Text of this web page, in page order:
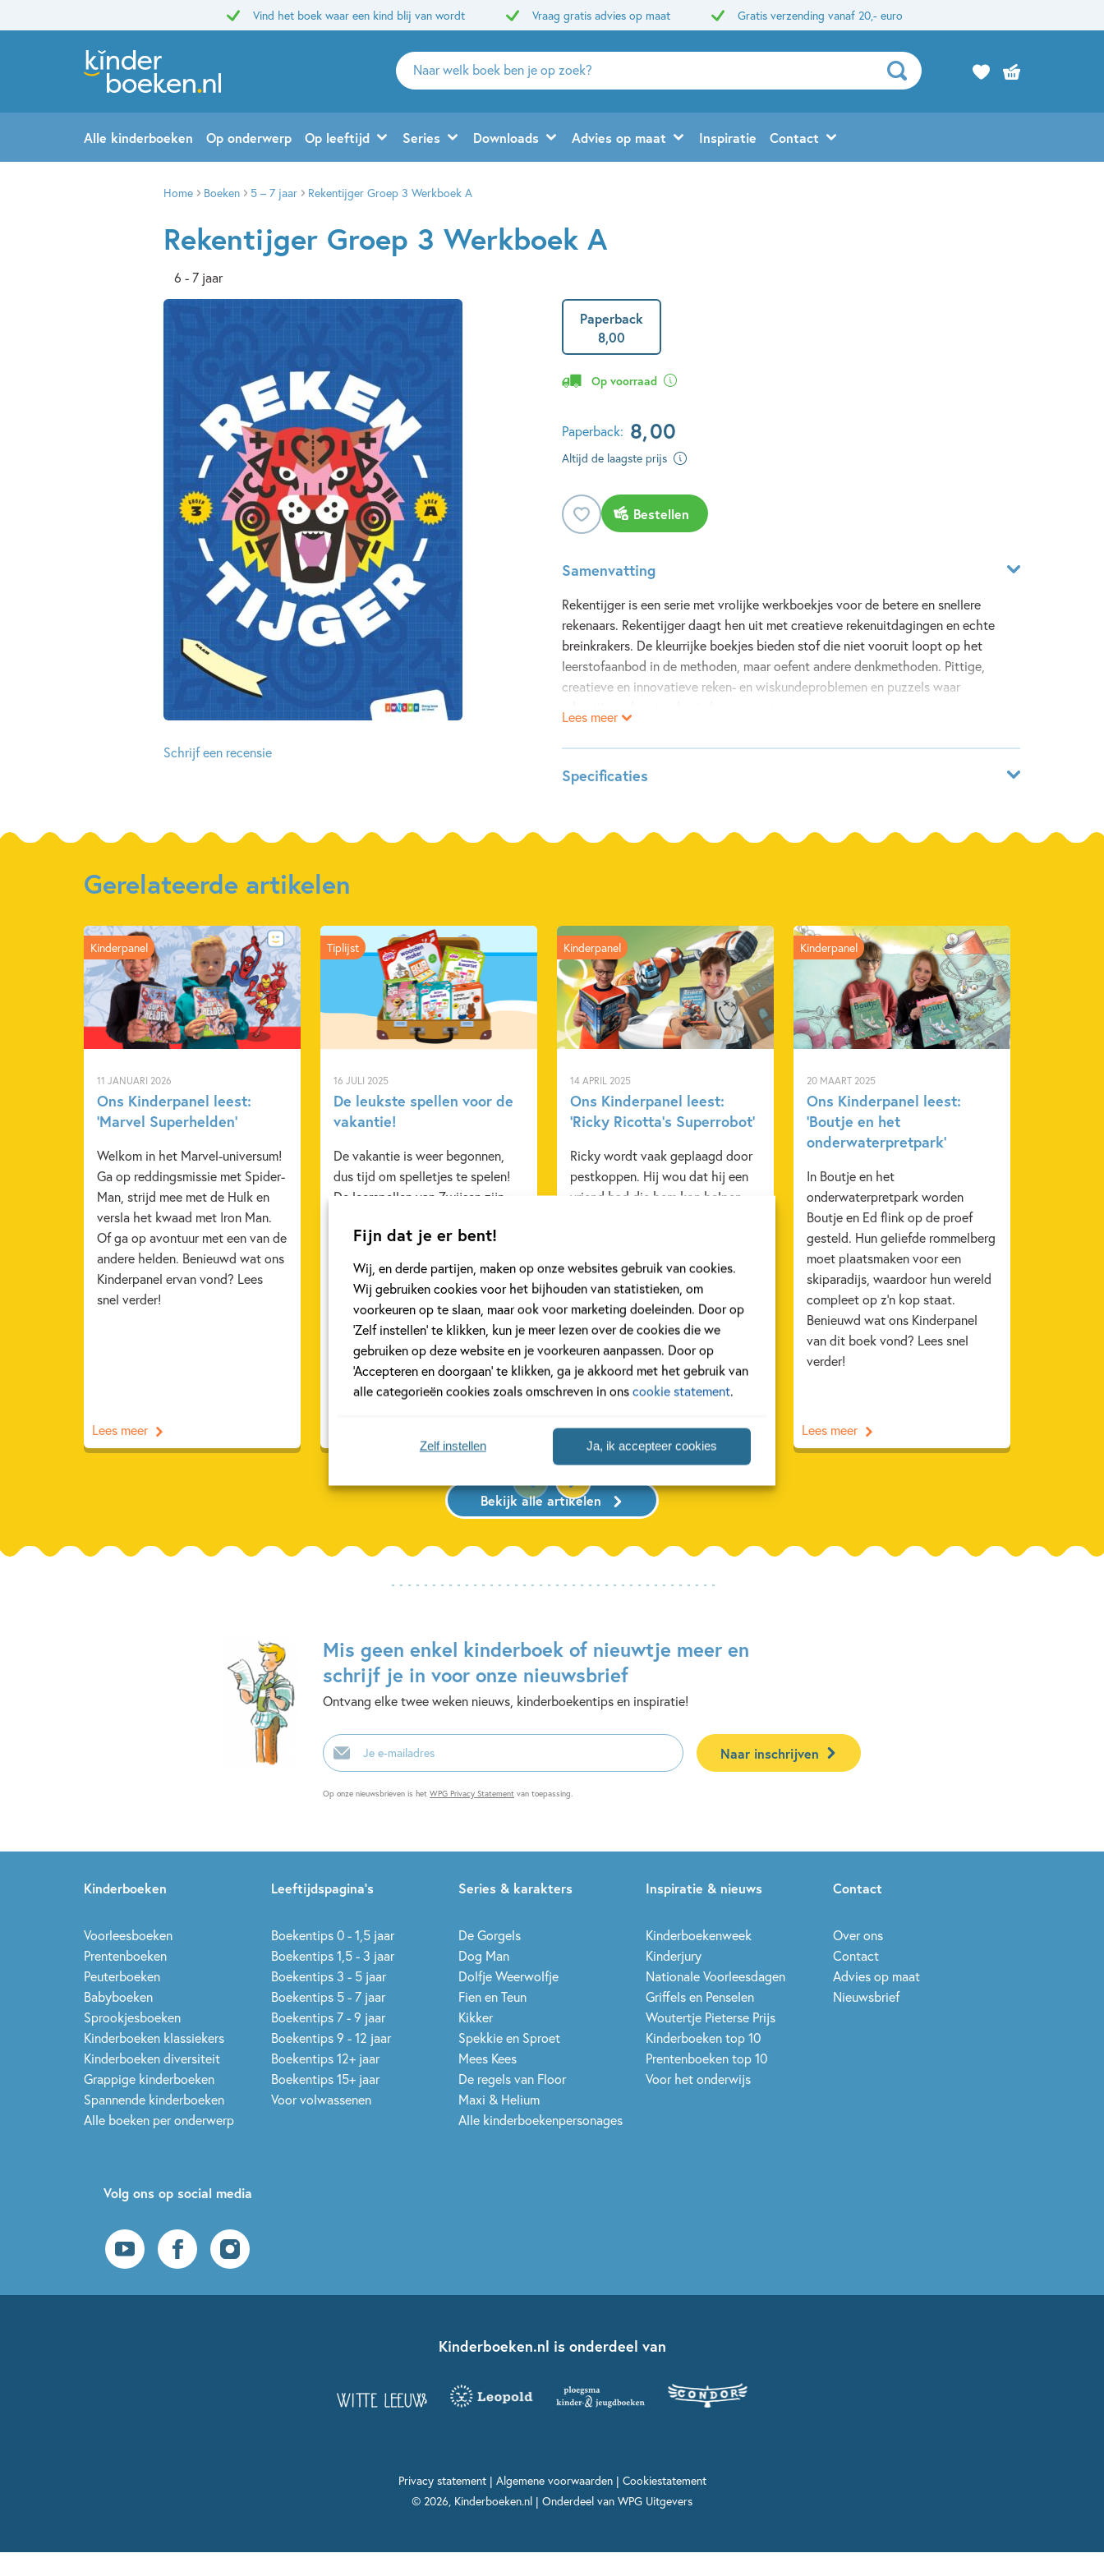
Fijn dat je er bent!
Wij, en derde partijen, maken op onze websites gebruik van cookies.
Wij gebruiken cookies voor het bijhouden van statistieken, om
voorkeuren op te slaan, maar ook voor marketing doeleinden. Door op
‘Zelf instellen’ te klikken, kun je meer lezen over de cookies die we
gebruiken op deze website en je voorkeuren aanpassen. Door op
‘Accepteren en doorgaan’ te klikken, ga je akkoord met het gebruik van
alle categorieën cookies zoals omschreven in onscookie statement.
Ja, ik accepteer cookies
Zelf instellen
Vind het boek waar een kind blij van wordt Vraag gratis advies op maat Gratis verzending vanaf 20,- euro
Zoeken
naar
en
uitgevers
Alle kinderboeken Op onderwerp Op leeftijd Series Downloads Advies op maat Inspiratie Contact
Home Boeken 5 – 7 jaar Rekentijger Groep 3 Werkboek A
Rekentijger Groep 3 Werkboek A
6 - 7 jaar
Schrijf een recensie
Paperback
8,00
Op voorraad
Paperback: 8,00
Altijd de laagste prijs
Bestellen
Samenvatting
Rekentijger is een serie met vrolijke werkboekjes voor de betere en snellere
rekenaars. Rekentijger daagt hen uit met creatieve rekenuitdagingen en echte
breinkrakers. De kleurrijke boekjes bieden stof die niet vooruit loopt op het
leerstofaanbod in de methoden, maar oefent andere denkmethoden. Pittige,
creatieve en innovatieve reken- en wiskundeproblemen en puzzels waar
Dit boek is bedoeld voor kinderen in groep 3.
Lees meer
Specificaties
ISBN:
9789048748976
Prijs:
8 ,00
Uitgever:
Uitgeverij Zwijsen
Verschijningsdatum:
15-11-2022
Kenmerken van dit boek
5 – 7 jaar
Gerelateerde artikelen
11 JANUARI 2026
Ons Kinderpanel leest:
‘Marvel Superhelden’
Welkom in het Marvel-universum!
Ga op reddingsmissie met Spider-
Man, strijd mee met de Hulk en
versla het kwaad met Iron Man.
Of ga op avontuur met een van de
andere helden. Benieuwd wat ons
Kinderpanel ervan vond? Lees
snel verder!
Kinderpanel
Lees meer
16 JULI 2025
De leukste spellen voor de
vakantie!
De vakantie is weer begonnen,
dus tijd om spelletjes te spelen!
De leerspellen van Zwijsen zijn
leerzaam. Of je nu in de auto zit
de camping ontspant of thuis aan
het genieten bent van je vakantie,
deze spellen zorgen voor
urenlang vermaak.
Tiplijst
14 APRIL 2025
Ons Kinderpanel leest:
‘Ricky Ricotta’s Superrobot’
Ricky wordt vaak geplaagd door
pestkoppen. Hij wou dat hij een
vriend had die hem kon helpen.
het is geen gewone. Het is een
SUPER-vriend! 'Ricky Ricotta's
Superrobot' is een nieuwe serie
van Dav Pilkey, bekend van de
Dog man-boeken. Benieuwd wat
ons Kinderpanel ervan vond? Lees
snel verder!
Kinderpanel
Lees meer
20 MAART 2025
Ons Kinderpanel leest:
‘Boutje en het
onderwaterpretpark’
In Boutje en het
onderwaterpretpark worden
Boutje en Ed flink op de proef
gesteld. Hun geliefde rommelberg
moet plaatsmaken voor een
skiparadijs, waardoor hun wereld
compleet op z’n kop staat.
Benieuwd wat ons Kinderpanel
van dit boek vond? Lees snel
verder!
Kinderpanel
Lees meer
Bekijk alle artikelen
Mis geen enkel kinderboek of nieuwtje meer en
schrijf je in voor onze nieuwsbrief
Ontvang elke twee weken nieuws, kinderboekentips en inspiratie!
E-
mailadres
Naar inschrijven
Op onze nieuwsbrieven is het WPG Privacy Statement van toepassing.
Kinderboeken
Voorleesboeken
Prentenboeken
Peuterboeken
Babyboeken
Sprookjesboeken
Kinderboeken klassiekers
Kinderboeken diversiteit
Grappige kinderboeken
Spannende kinderboeken
Alle boeken per onderwerp
Leeftijdspagina’s
Boekentips 0 - 1,5 jaar
Boekentips 1,5 - 3 jaar
Boekentips 3 - 5 jaar
Boekentips 5 - 7 jaar
Boekentips 7 - 9 jaar
Boekentips 9 - 12 jaar
Boekentips 12+ jaar
Boekentips 15+ jaar
Voor volwassenen
Series & karakters
De Gorgels
Dog Man
Dolfje Weerwolfje
Fien en Teun
Kikker
Spekkie en Sproet
Mees Kees
De regels van Floor
Maxi & Helium
Alle kinderboekenpersonages
Inspiratie & nieuws
Kinderboekenweek
Kinderjury
Nationale Voorleesdagen
Griffels en Penselen
Woutertje Pieterse Prijs
Kinderboeken top 10
Prentenboeken top 10
Voor het onderwijs
Contact
Over ons
Contact
Advies op maat
Nieuwsbrief
Volg ons op social media
Kinderboeken.nl is onderdeel van
Privacy statement| Algemene voorwaarden| Cookiestatement
© 2026, Kinderboeken.nl | Onderdeel van WPG Uitgevers